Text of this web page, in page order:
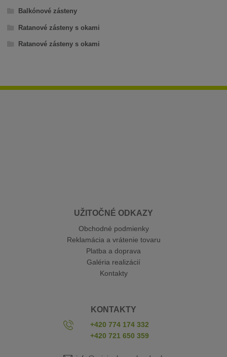
Balkónové zásteny
Ratanové zásteny s okami
Ratanové zásteny s okami
UŽITOČNÉ ODKAZY
Obchodné podmienky
Reklamácia a vrátenie tovaru
Platba a doprava
Galéria realizácií
Kontakty
KONTAKTY
+420 774 174 332
+420 721 650 359